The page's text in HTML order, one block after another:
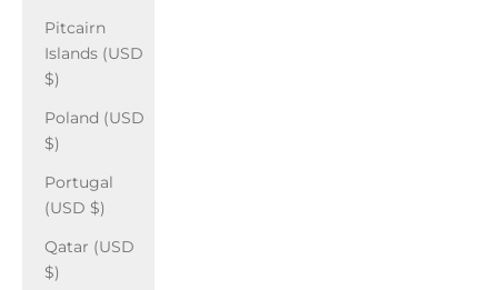
Pitcairn
Islands (USD
$)
Poland (USD
$)
Portugal
(USD $)
Qatar (USD
$)